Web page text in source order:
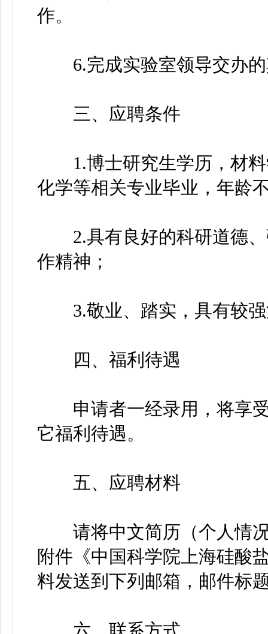
作。
6.完成实验室领导交办的
三、应聘条件
1.博士研究生学历，材料
化学等相关专业毕业，年龄
2.具有良好的科研道德、
作精神；
3.敬业、踏实，具有较强
四、福利待遇
申请者一经录用，将享受
它福利待遇。
五、应聘材料
请将中文简历（个人情况
附件《中国科学院上海硅酸
料发送到下列邮箱，邮件标